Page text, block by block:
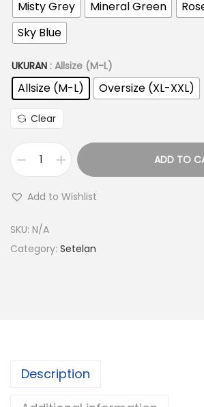
Misty Grey
Mineral Green
Sky Blue
UKURAN : Allsize (M-L)
Allsize (M-L) Oversize (XL-XXL)
Clear
ADD TO
Add to Wishlist
SKU: N/A
Category: Setelan
Description